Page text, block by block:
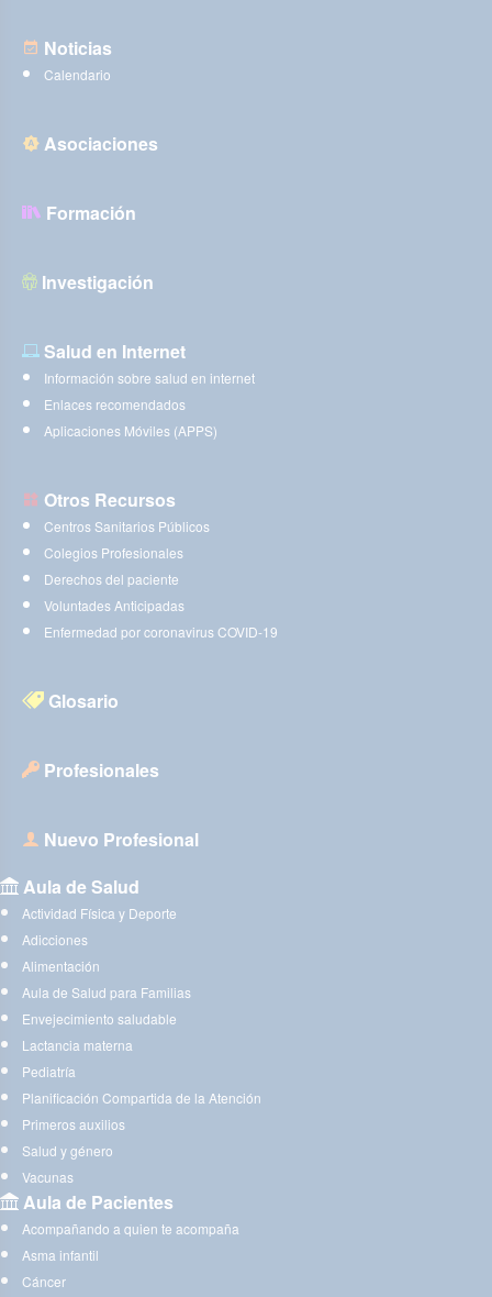
Noticias
Calendario
Asociaciones
Formación
Investigación
Salud en Internet
Información sobre salud en internet
Enlaces recomendados
Aplicaciones Móviles (APPS)
Otros Recursos
Centros Sanitarios Públicos
Colegios Profesionales
Derechos del paciente
Voluntades Anticipadas
Enfermedad por coronavirus COVID-19
Glosario
Profesionales
Nuevo Profesional
Aula de Salud
Actividad Física y Deporte
Adicciones
Alimentación
Aula de Salud para Familias
Envejecimiento saludable
Lactancia materna
Pediatría
Planificación Compartida de la Atención
Primeros auxilios
Salud y género
Vacunas
Aula de Pacientes
Acompañando a quien te acompaña
Asma infantil
Cáncer